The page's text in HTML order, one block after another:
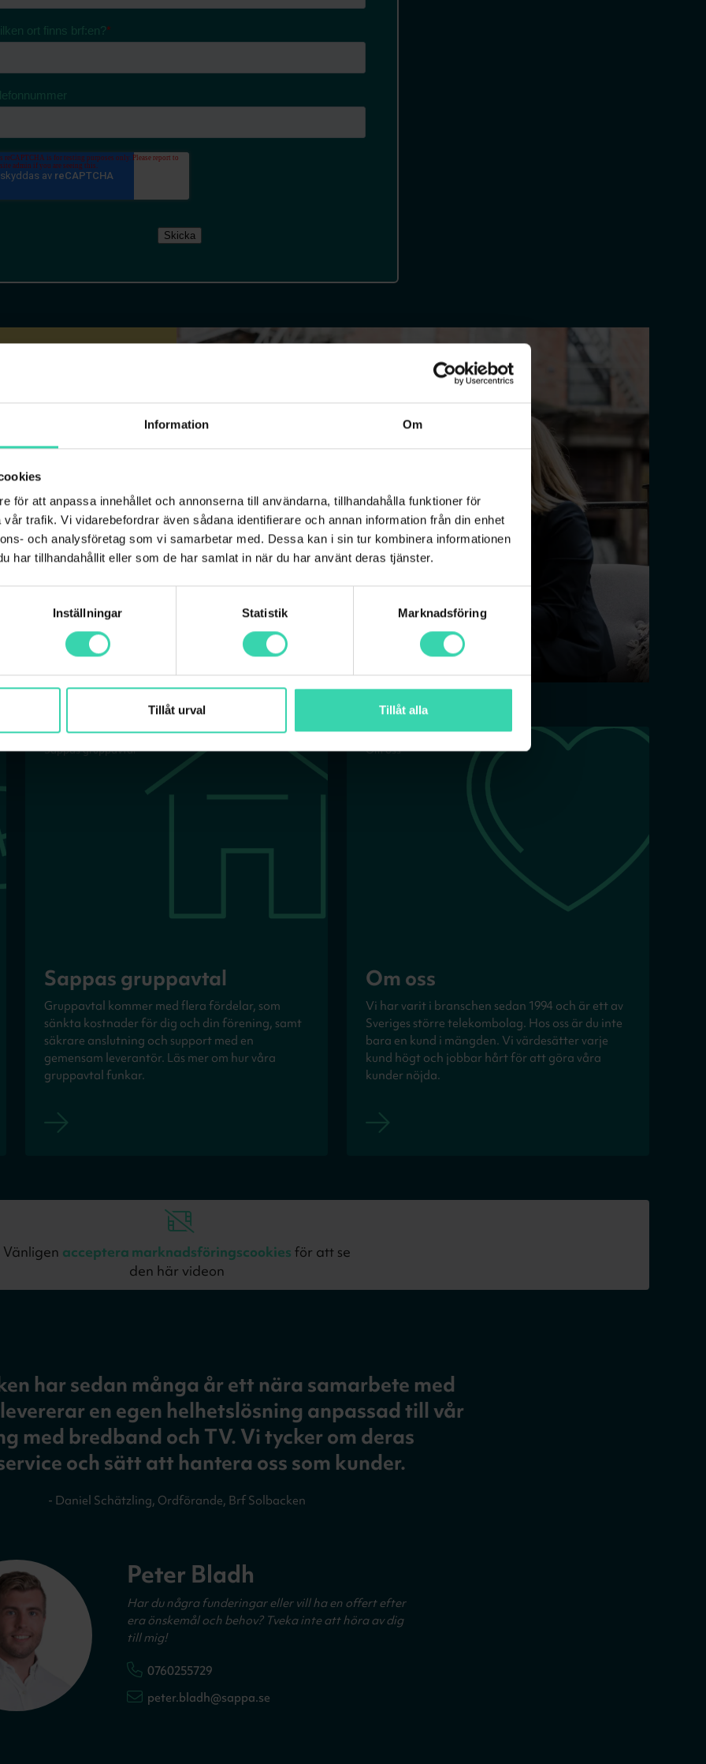
Information Om
för att anpassa innehållet och annonserna till användarna, tillhandahålla funktioner för
trafik. Vi vidarebefordrar även sådana identifierare och annan information från din enhet
och analysföretag som vi samarbetar med. Dessa kan i sin tur kombinera informationen
har tillhandahållit eller som de har samlat in när du har använt deras tjänster.
Inställningar Statistik Marknadsföring
Tillåt urval Tillåt alla
tillgång till:
och ett basutbud
moms).
dig eller föreningen.
2018, 2019,
Sappas gruppavtal
Sappas gruppavtal
Gruppavtal kommer med flera fördelar, som
sänkta kostnader för dig och din förening, samt
säkrare anslutning och support med en
gemensam leverantör. Läs mer om hur våra
gruppavtal funkar.
Om oss
Om oss
Vi har varit i branschen sedan 1994 och är ett av
Sveriges större telekombolag. Hos oss är du inte
bara en kund i mängden. Vi värdesätter varje
kund högt och jobbar hårt för att göra våra
kunder nöjda.
Vänligen acceptera marknadsföringscookies för att se
den här videon
har sedan många år ett nära samarbete med
en egen helhetslösning anpassad till vår
med bredband och TV. Vi tycker om deras
och sätt att hantera oss som kunder.
- Daniel Schätzling, Ordförande, Brf Solbacken
Peter Bladh
Har du några funderingar eller vill ha en offert efter
era önskemål och behov? Tveka inte att höra av dig
till mig!
0760255729
peter.bladh@sappa.se